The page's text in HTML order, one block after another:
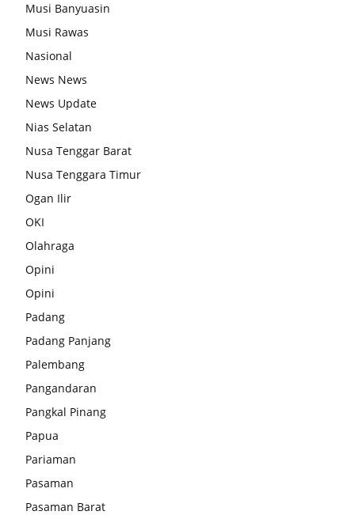
Musi Banyuasin
Musi Rawas
Nasional
News News
News Update
Nias Selatan
Nusa Tenggar Barat
Nusa Tenggara Timur
Ogan Ilir
OKI
Olahraga
Opini
Opini
Padang
Padang Panjang
Palembang
Pangandaran
Pangkal Pinang
Papua
Pariaman
Pasaman
Pasaman Barat